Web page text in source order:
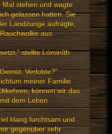
stehen und wagte
gelassen hatten. Sie
Landzunge aufragte,
aus
stellte Lóminîth
Verlobte?"
meiner Familie
können wir das
dem Leben
klang furchtsam und
gegenüber sehr